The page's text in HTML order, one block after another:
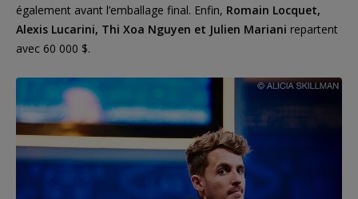
également avant l’emballage final. Enfin, Romain Locquet,
Alexis Lucarini, Thi Xoa Nguyen et Julien Mariani repartent
avec 60 000 $.